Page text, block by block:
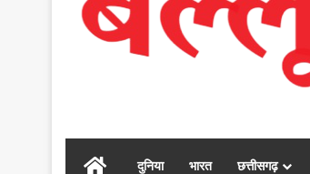
दुनिया भारत छत्तीसगढ़